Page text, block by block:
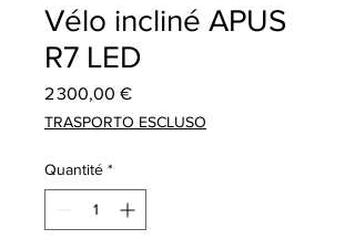
Vélo incliné APUS
R7 LED
2 300,00 €Prix
TRASPORTO ESCLUSO
Quantité *